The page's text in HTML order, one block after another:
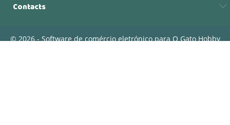
Contacts
© 2026 - Software de comércio eletrónico para O Gato Hobby